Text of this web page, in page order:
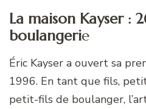
La maison Kayser :
boulangerie
Éric Kayser a ouvert sa
1996. En tant que fils,
petit-fils de boulanger,